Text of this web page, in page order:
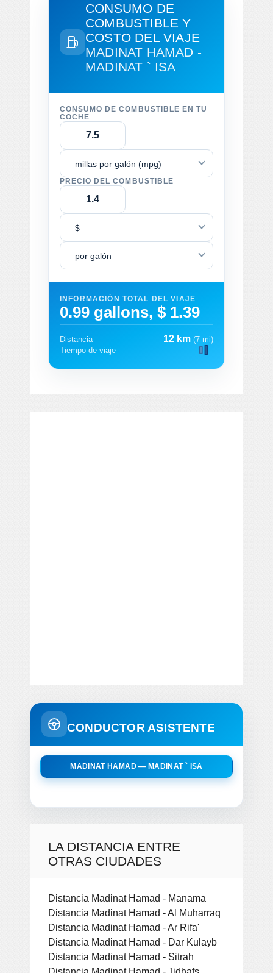
CONSUMO DE
COMBUSTIBLE Y
COSTO DEL VIAJE
MADINAT HAMAD -
MADINAT ` ISA
CONSUMO DE COMBUSTIBLE EN TU
COCHE
millas por galón (mpg)
PRECIO DEL COMBUSTIBLE
$
por galón
INFORMACIÓN TOTAL DEL VIAJE
0.99 gallons, $ 1.39
Distancia 12 km (7 mi)
Tiempo de viaje
CONDUCTOR ASISTENTE
MADINAT HAMAD — MADINAT ` ISA
LA DISTANCIA ENTRE
OTRAS CIUDADES
Distancia Madinat Hamad - Manama
Distancia Madinat Hamad - Al Muharraq
Distancia Madinat Hamad - Ar Rifa'
Distancia Madinat Hamad - Dar Kulayb
Distancia Madinat Hamad - Sitrah